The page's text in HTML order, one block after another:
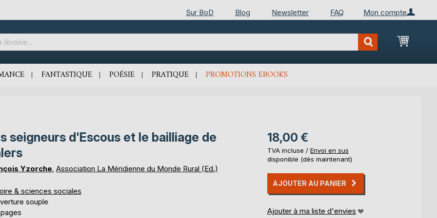
Mon compte
Sur BoD Blog Newsletter FAQ
Mon
FANTASTIQUE POÉSIE PRATIQUE PROMOTIONS EBOOKS
seigneurs d'Escous et le bailliage de
Yzorche, Association La Méridienne du Monde Rural (Ed.)
& sciences sociales
souple
18,00 €
TVA incluse / Envoi en sus
disponible (dès maintenant)
AJOUTER AU PANIER
Ajouter à ma liste d'envies